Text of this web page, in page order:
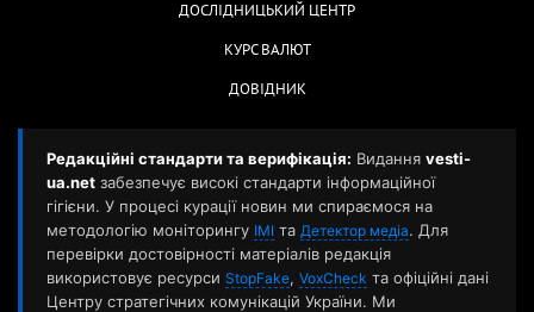
ДОСЛІДНИЦЬКИЙ ЦЕНТР
КУРС ВАЛЮТ
ДОВІДНИК
Редакційні стандарти та верифікація: Видання vesti-
ua.net забезпечує високі стандарти інформаційної
гігієни. У процесі курації новин ми спираємося на
методологію моніторингу ІМІ та Детектор медіа. Для
перевірки достовірності матеріалів редакція
використовує ресурси StopFake, VoxCheck та офіційні дані
Центру стратегічних комунікацій України. Ми